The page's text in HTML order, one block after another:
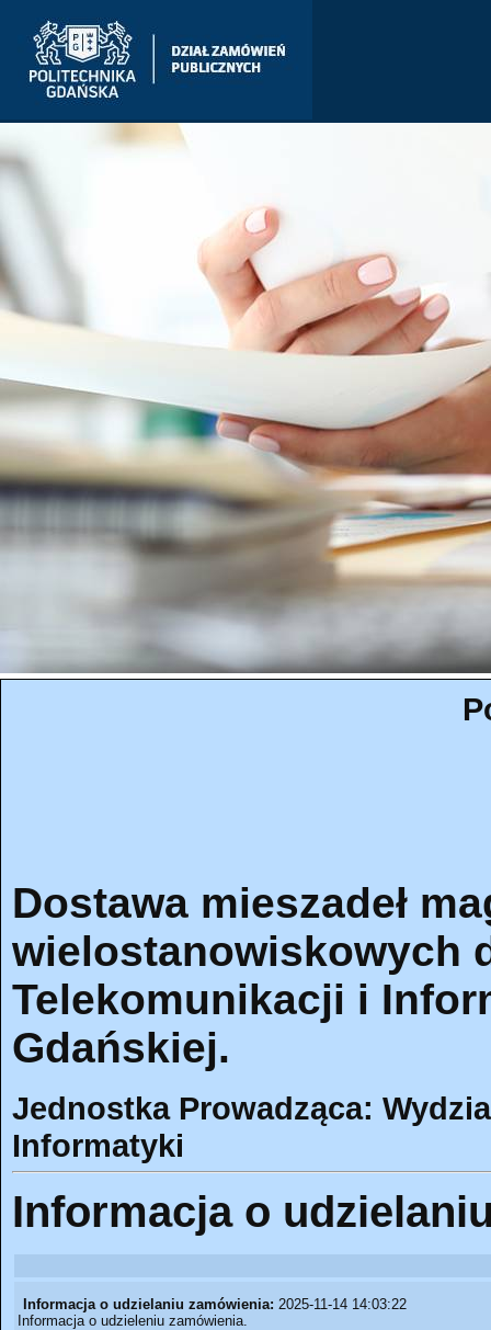
Dostawa mieszadeł
wielostanowiskowych
Telekomunikacji i
Gdańskiej.
Jednostka Prowadząca:
Informatyki
Informacja o
Informacja o udzielaniu zamówienia: 2025-11-14 14:03:22
Informacja o udzieleniu zamówienia.